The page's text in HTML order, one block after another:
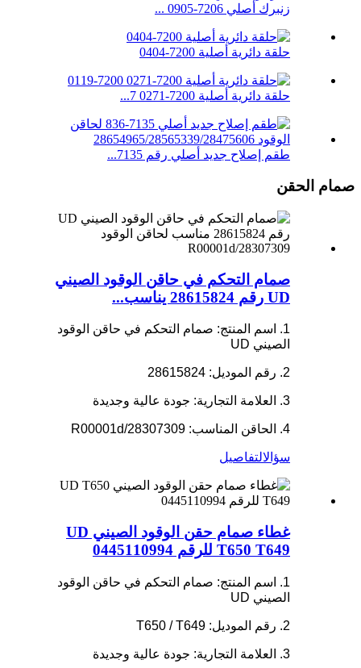
زنبرك أصلي 7206-0905 ...
حلقة دائرية أصلية 7200-0404
حلقة دائرية أصلية 7200-0271 7...
طقم إصلاح جديد أصلي رقم 7135...
صمام الحقن
صمام التحكم في حاقن الوقود الصيني
UD رقم 28615824 يناسب...
1. اسم المنتج: صمام التحكم في حاقن الوقود
الصيني UD
2. رقم الموديل: 28615824
3. العلامة التجارية: جودة عالية وجديدة
4. الحاقن المناسب: R00001d/28307309
سؤالالتفاصيل
غطاء صمام حقن الوقود الصيني UD
T650 T649 للرقم 0445110994
1. اسم المنتج: صمام التحكم في حاقن الوقود
الصيني UD
2. رقم الموديل: T650 / T649
3. العلامة التجارية: جودة عالية وجديدة